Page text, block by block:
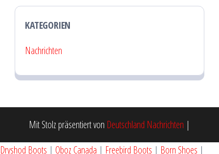
KATEGORIEN
Nachrichten
Mit Stolz präsentiert von Deutschland Nachrichten |
Dryshod Boots | Oboz Canada | Freebird Boots | Born Shoes |